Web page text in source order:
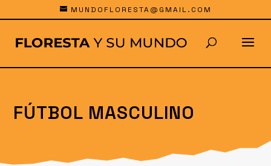
MUNDOFLORESTA@GMAIL.COM
FÚTBOL MASCULINO